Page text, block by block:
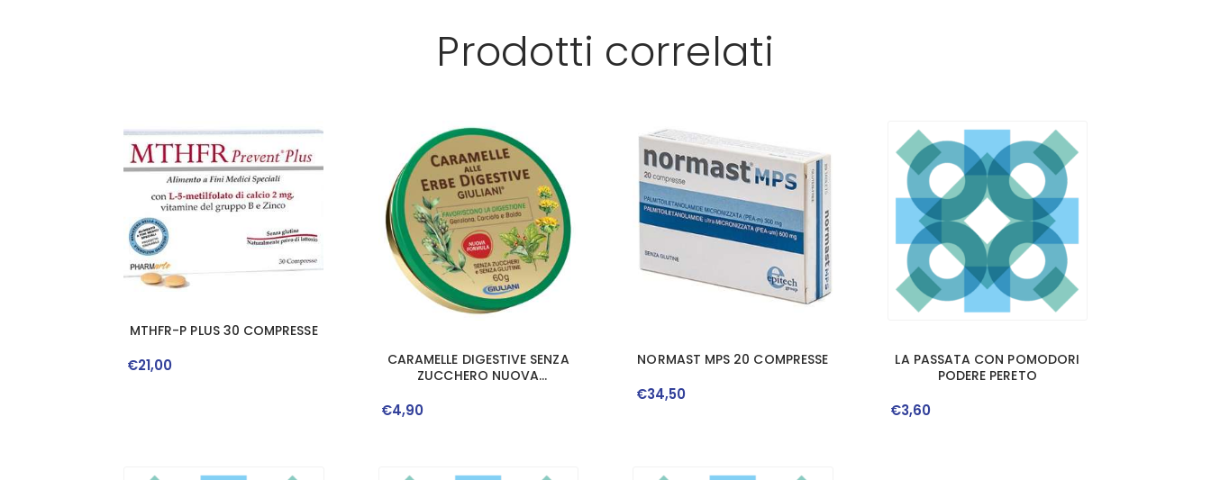
Prodotti correlati
MTHFR-P PLUS 30 COMPRESSE
€21,00
CARAMELLE DIGESTIVE SENZA
ZUCCHERO NUOVA
€4,90
NORMAST MPS 20 COMPRESSE
€34,50
LA PASSATA CON POMODORI
PODERE PERETO
€3,60